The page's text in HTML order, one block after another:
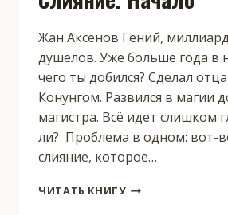
Жан Аксёнов Гений,
душелов. Уже больше года в
чего ты добился? Сделал
Конунгом. Развился в магии
магистра. Всё идет слишком
ли? Проблема в одном: вот-
слияние, которое…
ЧИТАТЬ КНИГУА